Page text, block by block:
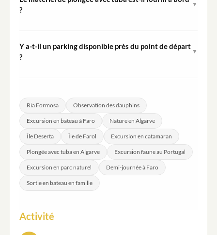
modifier ou d'annuler l'itinéraire si les conditions sont
?
▼
bain et serviette pour l'arrêt baignade et plongée avec
Y a-t-il un parking disponible près du point de départ
?
▼
d'embarquement à Cais da Porta Nova.
Ria Formosa Observation des dauphins
Excursion en bateau à Faro Nature en Algarve
Île Deserta Île de Farol Excursion en catamaran
Plongée avec tuba en Algarve Excursion faune au Portugal
Excursion en parc naturel Demi-journée à Faro
Sortie en bateau en famille
Activité